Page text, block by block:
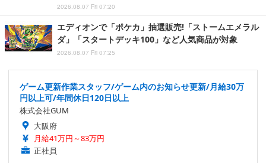
2026.08.07 Fri 07:20
エディオンで「ポケカ」抽選販売!「ストームエメラル
ダ」「スタートデッキ100」など人気商品が対象
2026.08.07 Fri 07:25
ゲーム更新作業スタッフ/ゲーム内のお知らせ更新/月給30万
円以上可/年間休日120日以上
株式会社GUM
大阪府
月給41万円～83万円
正社員